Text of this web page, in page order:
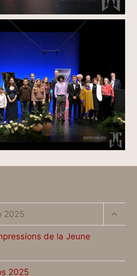
2025
child
de la Jeune
2025